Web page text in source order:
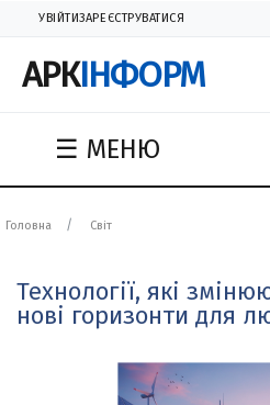
УВІЙТИЗАРЕЄСТРУВАТИСЯ
АРКІНФОРМ
☰ МЕНЮ
Головна Світ
Технології, які
нові горизонти для